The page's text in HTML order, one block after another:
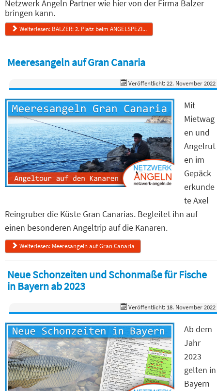
Netzwerk Angeln Partner wie hier von der Firma Balzer
bringen kann.
Weiterlesen: BALZER: 2. Platz beim ANGELSPEZI...
Meeresangeln auf Gran Canaria
Veröffentlicht: 22. November 2022
Mit
Mietwag
en und
Angelrut
en im
Gepäck
erkunde
te Axel
Reingruber die Küste Gran Canarias. Begleitet ihn auf
einen besonderen Angeltrip auf die Kanaren.
Weiterlesen: Meeresangeln auf Gran Canaria
Neue Schonzeiten und Schonmaße für Fische
in Bayern ab 2023
Veröffentlicht: 18. November 2022
Ab dem
Jahr
2023
gelten in
Bayern